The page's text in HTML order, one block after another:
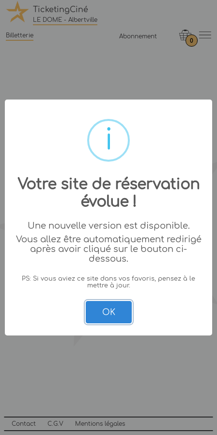
TicketingCiné
LE DOME - Albertville
Billetterie Abonnement
0
Contact C.G.V Mentions légales
Votre site de réservation
évolue !
Une nouvelle version est disponible.
Vous allez être automatiquement redirigé
après avoir cliqué sur le bouton ci-
dessous.
PS: Si vous aviez ce site dans vos favoris, pensez à le
mettre à jour.
OK